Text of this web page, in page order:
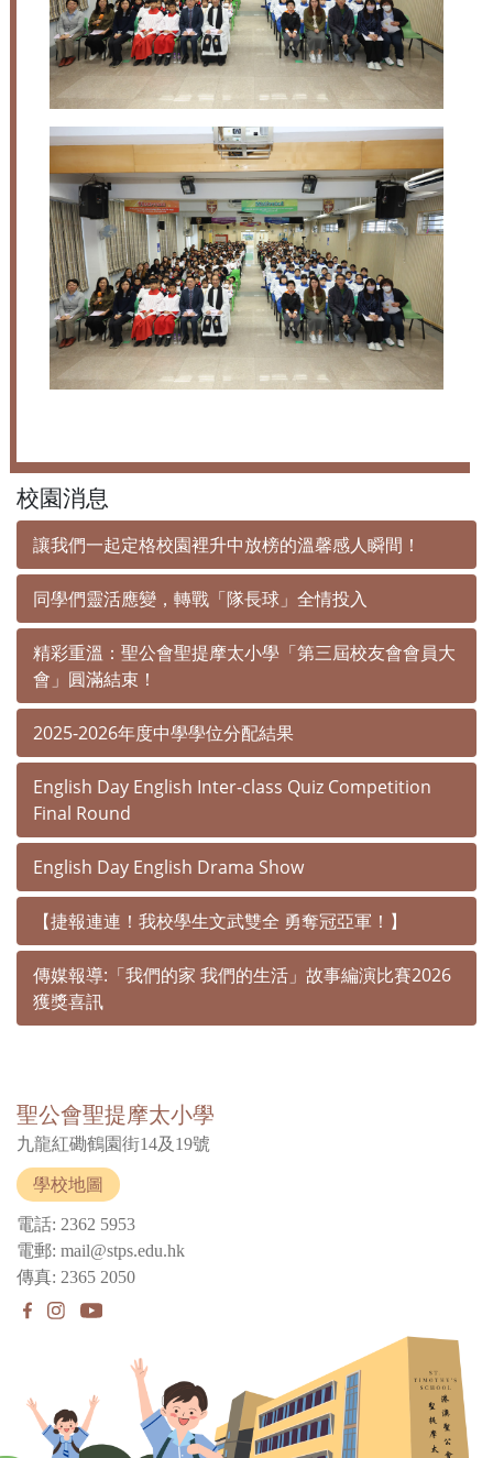
校園消息
讓我們一起定格校園裡升中放榜的溫馨感人瞬間！
同學們靈活應變，轉戰「隊長球」全情投入
精彩重溫：聖公會聖提摩太小學「第三屆校友會會員大
會」圓滿結束！
2025-2026年度中學學位分配結果
English Day English Inter-class Quiz Competition
Final Round
English Day English Drama Show
【捷報連連！我校學生文武雙全 勇奪冠亞軍！】
傳媒報導:「我們的家 我們的生活」故事編演比賽2026
獲獎喜訊
聖公會聖提摩太小學
九龍紅磡鶴園街14及19號
學校地圖
電話: 2362 5953
電郵: mail@stps.edu.hk
傳真: 2365 2050